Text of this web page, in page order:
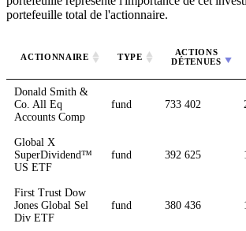
portefeuille total de l'actionnaire.
ACTIONNAIRE TYPE
ACTIONS
DÉTENUES
Donald Smith &
Co. All Eq
Accounts Comp
fund 733 402
Global X
SuperDividend™
US ETF
fund 392 625
First Trust Dow
Jones Global Sel
Div ETF
fund 380 436